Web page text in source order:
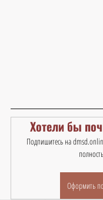
Хотели бы
Подпишитесь на
Оформить